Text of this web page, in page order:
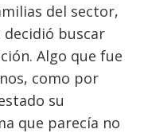
del sector,
buscar
Algo que fue
como por
su
que parecía no